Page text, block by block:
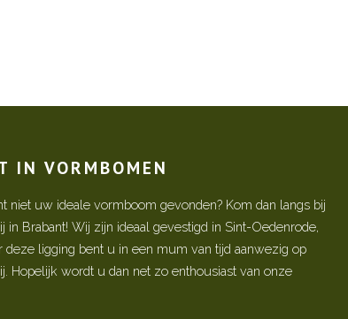
IN VORMBOMEN
niet uw ideale vormboom gevonden? Kom dan langs bij
Brabant! Wij zijn ideaal gevestigd in Sint-Oedenrode,
deze ligging bent u in een mum van tijd aanwezig op
Hopelijk wordt u dan net zo enthousiast van onze